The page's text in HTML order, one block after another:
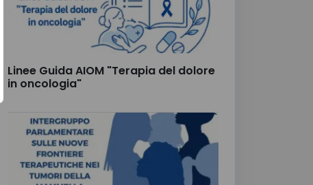
Linee Guida AIOM "Terapia del dolore
in oncologia"